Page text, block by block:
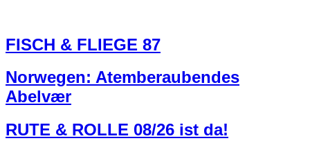
FISCH & FLIEGE 87
Norwegen: Atemberaubendes
Abelvær
RUTE & ROLLE 08/26 ist da!